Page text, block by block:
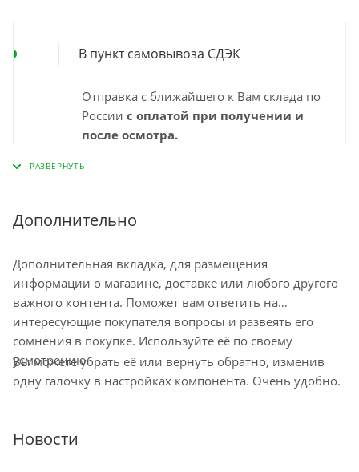
В пункт самовывоза СДЭК
Отправка с ближайшего к Вам склада по
России с оплатой при получении и
после осмотра.
самовывоза СДЭК и забирайте заказ
"ориентировочно" на странице
наличия на ближайшем складе.
Минимальный срок доставки – 1-2
рабочих дня. Срок ожидания заказа в
пункте самовывоза до 10 дней
Остались вопросы по доставке
напишите нам?
Дополнительно
Дополнительная вкладка, для размещения
информации о магазине, доставке или любого другого
важного контента. Поможет вам ответить на
интересующие покупателя вопросы и развеять его
сомнения в покупке. Используйте её по своему
усмотрению.
Вы можете убрать её или вернуть обратно, изменив
одну галочку в настройках компонента. Очень удобно.
Новости